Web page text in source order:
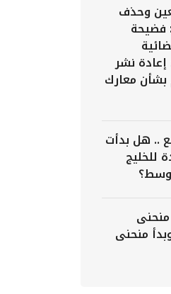
وحذف
فضيحة
إعادة نشر
بشأن معارك
.. هل بدأت
للخليج
منحنى